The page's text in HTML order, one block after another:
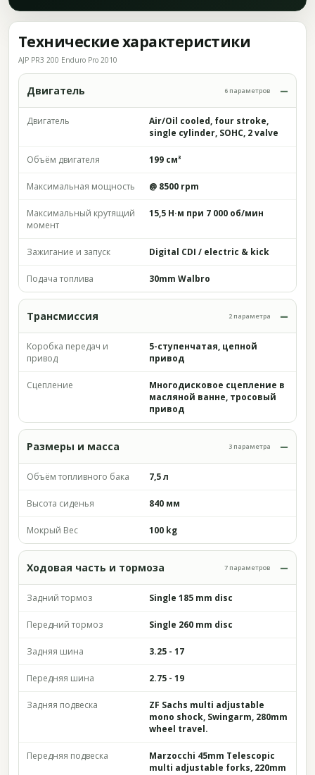
Технические характеристики
AJP PR3 200 Enduro Pro 2010
Двигатель 6 параметров
Двигатель
Air/Oil cooled, four stroke,
single cylinder, SOHC, 2 valve
Объём двигателя 199 см³
Максимальная мощность @ 8500 rpm
Максимальный крутящий
момент
15,5 Н·м при 7 000 об/мин
Зажигание и запуск Digital CDI / electric & kick
Подача топлива 30mm Walbro
Трансмиссия 2 параметра
Коробка передач и
привод
5-ступенчатая, цепной
привод
Сцепление
Многодисковое сцепление в
масляной ванне, тросовый
привод
Размеры и масса 3 параметра
Объём топливного бака 7,5 л
Высота сиденья 840 мм
Мокрый Вес 100 kg
Ходовая часть и тормоза 7 параметров
Задний тормоз Single 185 mm disc
Передний тормоз Single 260 mm disc
Задняя шина 3.25 - 17
Передняя шина 2.75 - 19
Задняя подвеска
ZF Sachs multi adjustable
mono shock, Swingarm, 280mm
wheel travel.
Передняя подвеска
Marzocchi 45mm Telescopic
multi adjustable forks, 220mm